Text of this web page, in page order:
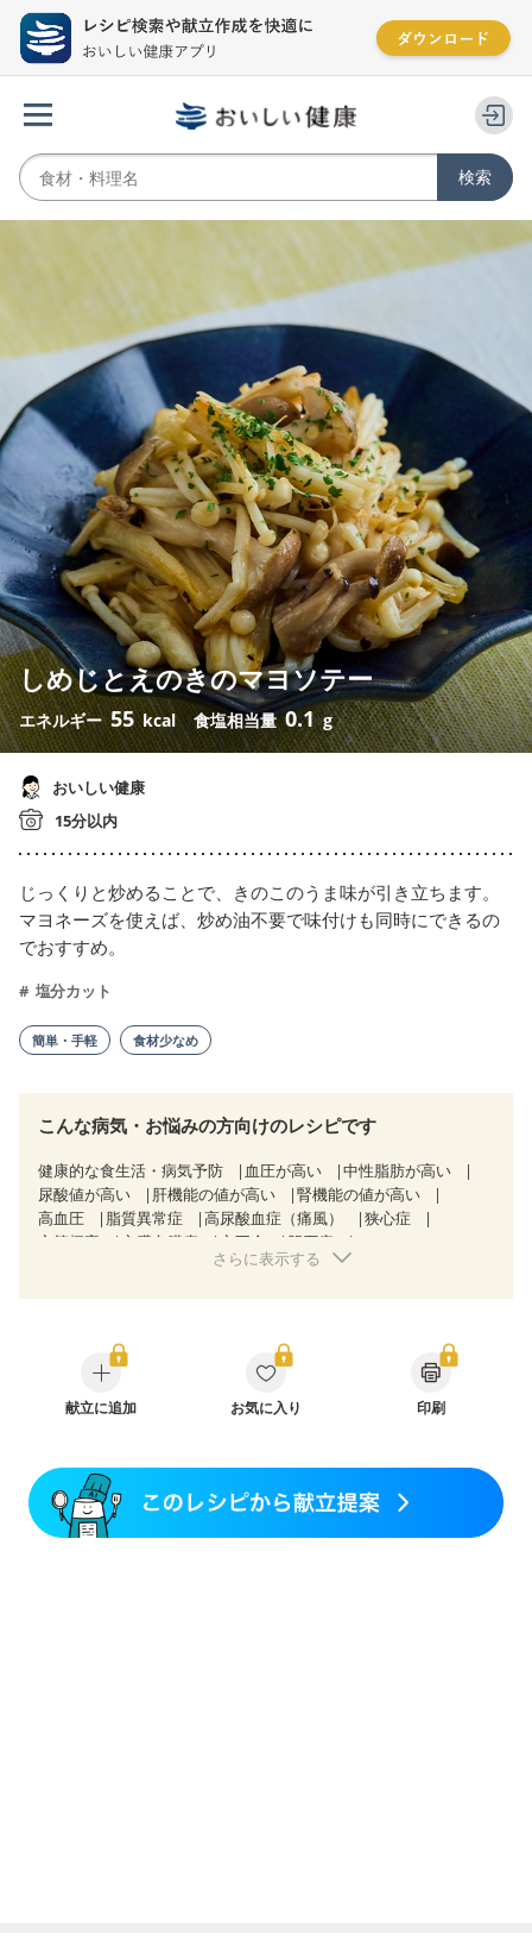
しめじとえのきのマヨソテー
エネルギー55 kcal 食塩相当量0.1 g
おいしい健康
15分以内
じっくりと炒めることで、きのこのうま味が引き立ちます。
マヨネーズを使えば、炒め油不要で味付けも同時にできるの
でおすすめ。
塩分カット
簡単・手軽 食材少なめ
こんな病気・お悩みの方向けのレシピです
健康的な食生活・病気予防 血圧が高い
中性脂肪が高い
尿酸値が高い
肝機能の値が高い
腎機能の値が高い
高血圧
脂質異常症 高尿酸血症（痛風）
狭心症
心筋梗塞
心臓弁膜症 心不全
胆石症
慢性便秘症
CKD（ステージ２）
CKD（ステージ３a）
CKD（ステージ３b）
乳がん（抗がん剤治療中）
乳がん（ホルモン療法中）
乳がん（放射線治療中）
妊婦健診・血圧が気になる（初期）
妊婦健診・血糖値が気になる（初期）
妊娠高血圧(中期)
妊娠糖尿病(初期)
さらに表示する
献立に追加 お気に入り 印刷